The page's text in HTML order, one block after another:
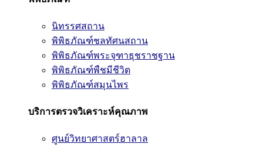
นิทรรศสถาน
พิพิธภัณฑ์ชลทัศนสถาน
พิพิธภัณฑ์พระจุฑาธุชราชฐาน
พิพิธภัณฑ์พืชมีชีวิต
พิพิธภัณฑ์สมุนไพร
บริการตรวจวิเคราะห์คุณภาพ
ศูนย์วิทยาศาสตร์ฮาลาล